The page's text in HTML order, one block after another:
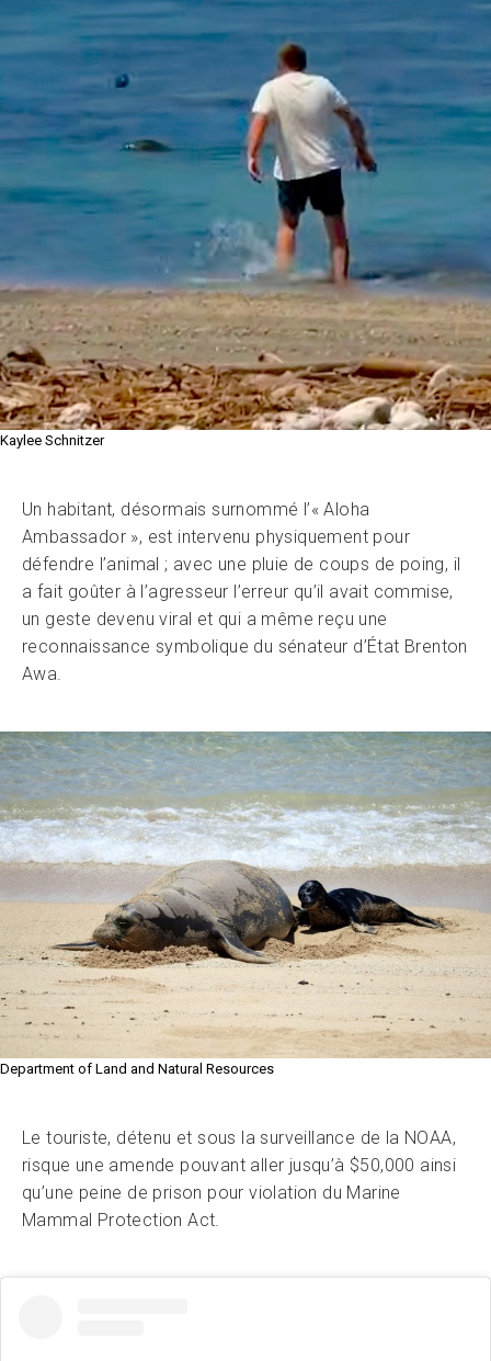
Kaylee Schnitzer
Un habitant, désormais surnommé l’« Aloha
Ambassador », est intervenu physiquement pour
défendre l’animal ; avec une pluie de coups de poing, il
a fait goûter à l’agresseur l’erreur qu’il avait commise,
un geste devenu viral et qui a même reçu une
reconnaissance symbolique du sénateur d’État Brenton
Awa.
Department of Land and Natural Resources
Le touriste, détenu et sous la surveillance de la NOAA,
risque une amende pouvant aller jusqu’à $50,000 ainsi
qu’une peine de prison pour violation du Marine
Mammal Protection Act.